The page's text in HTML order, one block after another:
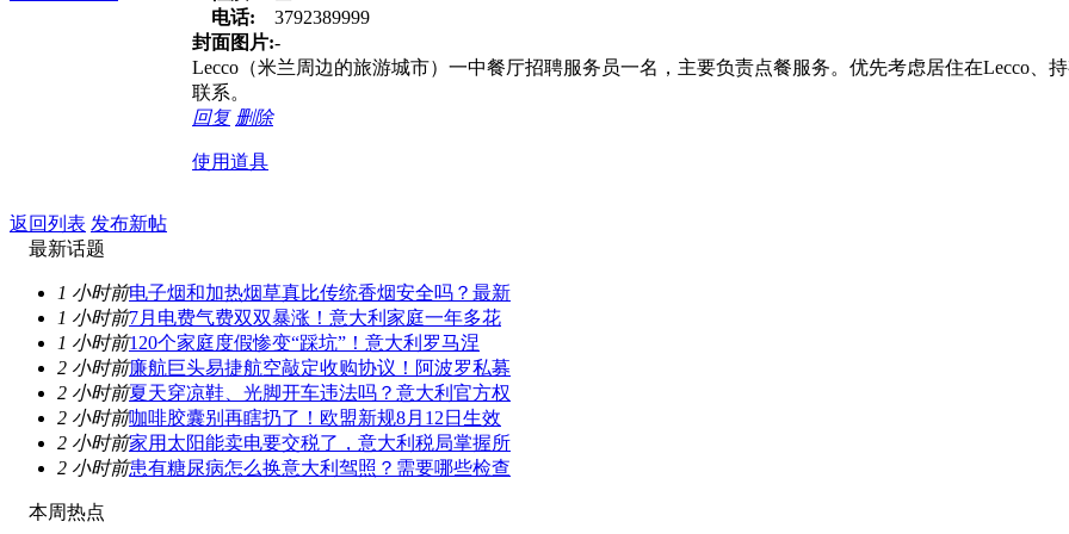
电话:
3792389999
封面图片:-
Lecco（米兰周边的旅游城市）一中餐厅招聘服务员一名，主要负责点餐服务。优先考虑居住在Lecco、
联系。
回复 删除
使用道具
返回列表 发布新帖
最新话题
1 小时前电子烟和加热烟草真比传统香烟安全吗？最新
1 小时前7月电费气费双双暴涨！意大利家庭一年多花
1 小时前120个家庭度假惨变“踩坑”！意大利罗马涅
2 小时前廉航巨头易捷航空敲定收购协议！阿波罗私募
2 小时前夏天穿凉鞋、光脚开车违法吗？意大利官方权
2 小时前咖啡胶囊别再瞎扔了！欧盟新规8月12日生效
2 小时前家用太阳能卖电要交税了，意大利税局掌握所
2 小时前患有糖尿病怎么换意大利驾照？需要哪些检查
本周热点